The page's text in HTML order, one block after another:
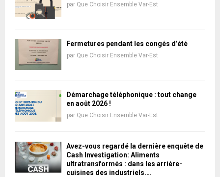
par Que Choisir Ensemble Var-Est
Fermetures pendant les congés d’été
par Que Choisir Ensemble Var-Est
Démarchage téléphonique : tout change
en août 2026 !
par Que Choisir Ensemble Var-Est
Avez-vous regardé la dernière enquête de
Cash Investigation: Aliments
ultratransformés : dans les arrière-
cuisines des industriels.…